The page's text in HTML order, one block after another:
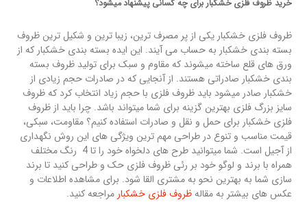
خرید ظروف فلزی خشکبار برای چه کسانی پیشنهاد میشود؟
ظروف فلزی خشکبار یکی از پر مصرف ترین، زیبا ترین و شکیل ترین ظروف
بسته بندی خشکبار به حساب می آیند. این ایده بسته بندی خشکبار که از
ورق های قلع ساخته میشوند که مقاوم و سبک برای تولید ظروف بسته
بندی خشکبار صادراتی هستند. از آنجایی که در صادرات حجم زیادی از
خشکبار صادر میشود باید ظروف فلزی با حجم زیاد انتخاب کرد که ظروف
سایز بزرگ فلزی بهترین گزینه برای شما میتواند باشد. چرا باید از ظروف
فلزی خشکبار برای حمل و نقل و صادرات استفاده کنیم؟ مقاومت، سبکی،
قیمت مناسب و تنوع در طراحی مهم ترین ویژگی های این روش نگهداری
از آجیل است. شما میتوانید طرح های دلخواه خود را تا 4 رنگ مختلف
همراه با برند و لوگو خود بر رئی ظروف فلزی حک و طراحی کنید تا برند
سازی شما به بهترین نحو به مشتری القا شود. برای مشاهده اطلاعات و
عکس های بیشتر به مقالهظروف فلزی خشکبار مراجعه کنید.